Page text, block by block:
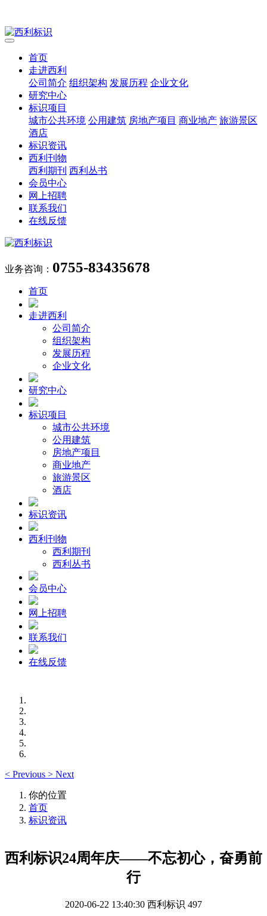
首页
走进西利
公司简介 组织架构 发展历程 企业文化
研究中心
标识项目
城市公共环境 公用建筑 房地产项目 商业地产 旅游景区
酒店
标识资讯
西利刊物
西利期刊 西利丛书
会员中心
网上招聘
联系我们
在线反馈
业务咨询： 0755-83435678
首页
走进西利
公司简介
组织架构
发展历程
企业文化
研究中心
标识项目
城市公共环境
公用建筑
房地产项目
商业地产
旅游景区
酒店
标识资讯
西利刊物
西利期刊
西利丛书
会员中心
网上招聘
联系我们
在线反馈
< Previous > Next
你的位置
首页
标识资讯
西利标识24周年庆——不忘初心，奋勇前
行
2020-06-22 13:40:30 西利标识 497